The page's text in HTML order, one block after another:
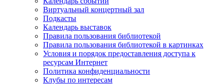
Виртуальный концертный зал
Подкасты
Календарь выставок
Правила пользования библиотекой
Правила пользования библиотекой в картинках
Условия и порядок предоставления доступа к
ресурсам Интернет
Политика конфиденциальности
Клубы по интересам